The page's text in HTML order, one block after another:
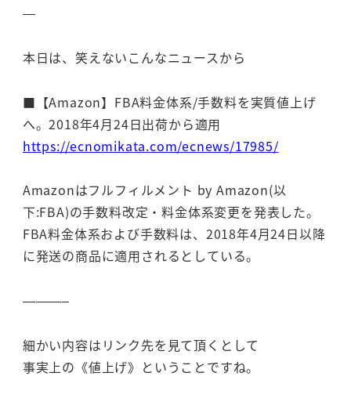
—
本日は、笑えないこんなニュースから
■【Amazon】FBA料金体系/手数料を実質値上げ
へ。2018年4月24日出荷から適用
https://ecnomikata.com/ecnews/17985/
Amazonはフルフィルメント by Amazon(以
下:FBA)の手数料改定・料金体系変更を発表した。
FBA料金体系および手数料は、2018年4月24日以降
に発送の商品に適用されるとしている。
———–
細かい内容はリンク先を見て頂くとして
事実上の《値上げ》ということですね。